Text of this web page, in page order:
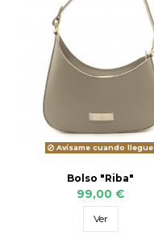
Avísame cuando llegue
Bolso "Riba"
99,00 €
Ver